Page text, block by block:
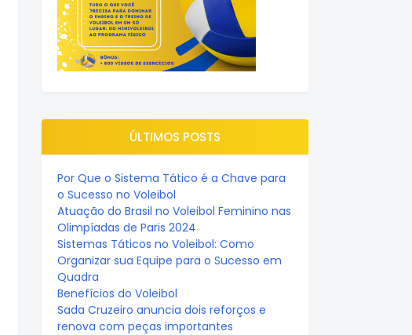
ÚLTIMOS POSTS
Por Que o Sistema Tático é a Chave para
o Sucesso no Voleibol
Atuação do Brasil no Voleibol Feminino nas
Olimpíadas de Paris 2024
Sistemas Táticos no Voleibol: Como
Organizar sua Equipe para o Sucesso em
Quadra
Benefícios do Voleibol
Sada Cruzeiro anuncia dois reforços e
renova com peças importantes